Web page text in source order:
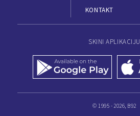
KONTAKT
SKINI APLIKACIJU
© 1995 - 2026, B92